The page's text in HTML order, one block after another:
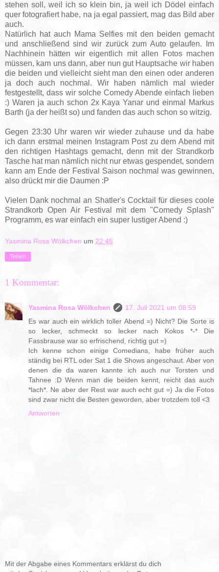
stehen soll, weil ich so klein bin, ja weil ich Dödel einfach
quer fotografiert habe, na ja egal passiert, mag das Bild aber
auch.
Natürlich hat auch Mama Selfies mit den beiden gemacht
und anschließend sind wir zurück zum Auto gelaufen. Im
Nachhinein hätten wir eigentlich mit allen Fotos machen
müssen, kam uns dann, aber nun gut Hauptsache wir haben
die beiden und vielleicht sieht man den einen oder anderen
ja doch auch nochmal. Wir haben nämlich mal wieder
festgestellt, dass wir solche Comedy Abende einfach lieben
:) Waren ja auch schon 2x Kaya Yanar und einmal Markus
Barth (ja der heißt so) und fanden das auch schon so witzig.
Gegen 23:30 Uhr waren wir wieder zuhause und da habe
ich dann erstmal meinen Instagram Post zu dem Abend mit
den richtigen Hashtags gemacht, denn mit der Strandkorb
Tasche hat man nämlich nicht nur etwas gespendet, sondern
kann am Ende der Festival Saison nochmal was gewinnen,
also drückt mir die Daumen :P
Vielen Dank nochmal an Shatler's Cocktail für dieses coole
Strandkorb Open Air Festival mit dem "Comedy Splash"
Programm, es war einfach ein super lustiger Abend :)
Yasmina Rosa Wölkchen um 22:45
Teilen
1 Kommentar:
Yasmina Rosa Wölkchen
17. Juli 2021 um 08:59
Es war auch ein wirklich toller Abend =) Nicht? Die Sorte is
so lecker, schmeckt so lecker nach Kokos *-* Die
Fassbrause war so erfrischend, richtig gut =)
Ich kenne schon einige Comedians, habe früher auch
ständig bei RTL oder Sat 1 die Shows angeschaut. Aber von
denen die da waren kannte ich auch nur Torsten und
Tahnee :D Wenn man die beiden kennt, reicht das auch
*lach*. Ne aber der Rest war auch echt gut =) Ja die Fotos
sind zwar nicht die Besten geworden, aber trotzdem toll <3
Antworten
Mit der Abgabe eines Kommentars erklärst du dich